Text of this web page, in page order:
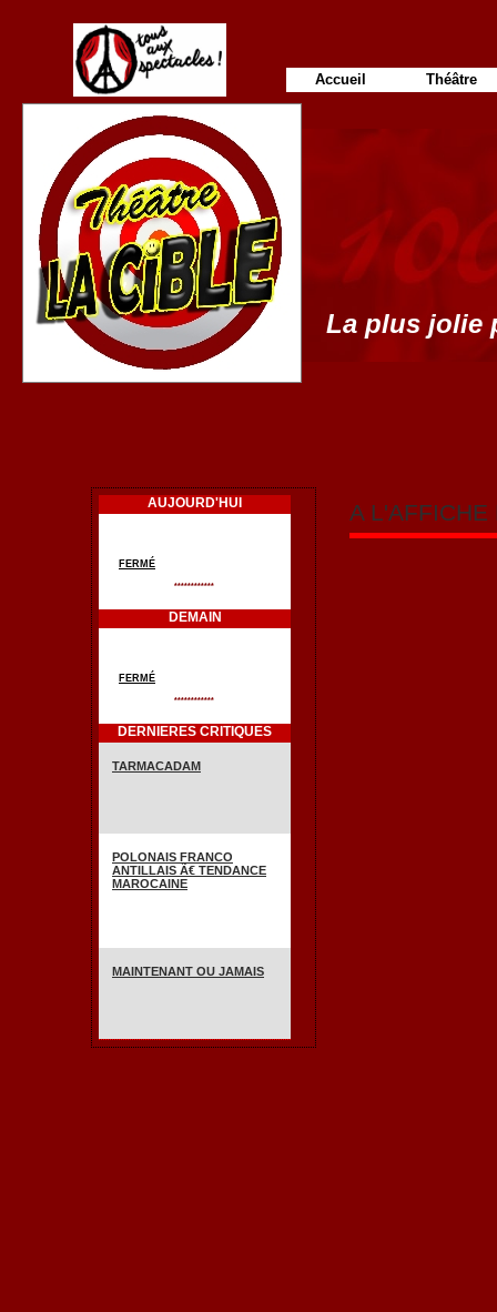
AUJOURD'HUI
FERMÉ
************
DEMAIN
FERMÉ
************
DERNIERES CRITIQUES
TARMACADAM
POLONAIS FRANCO
ANTILLAIS Ã€ TENDANCE
MAROCAINE
MAINTENANT OU JAMAIS
La plus jolie
Accueil Théâtre
A L'AFFICHE